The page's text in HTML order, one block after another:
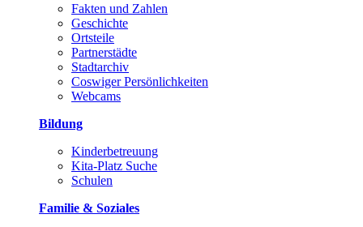
Fakten und Zahlen
Geschichte
Ortsteile
Partnerstädte
Stadtarchiv
Coswiger Persönlichkeiten
Webcams
Bildung
Kinderbetreuung
Kita-Platz Suche
Schulen
Familie & Soziales